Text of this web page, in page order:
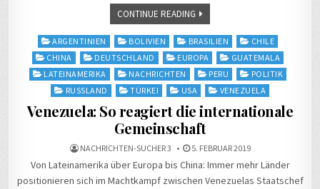
CONTINUE READING
Posted
in
ARGENTINIEN BOLIVIEN BRASILIEN
CHILE
CHINA
DEUTSCHLAND EUROPA
GUATEMALA
LATEINAMERIKA
NACHRICHTEN PERU
POLITIK
RUSSLAND
TÜRKEI USA VENEZUELA
Venezuela: So reagiert die internationale
Gemeinschaft
NACHRICHTEN-SUCHER 3 5. FEBRUAR 2019
Von Lateinamerika über Europa bis China: Immer mehr Länder
positionieren sich im Machtkampf zwischen Venezuelas Staatschef